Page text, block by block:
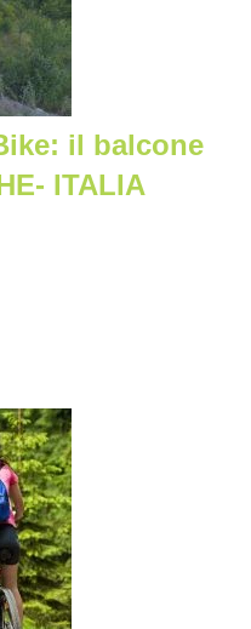
il balcone
ITALIA